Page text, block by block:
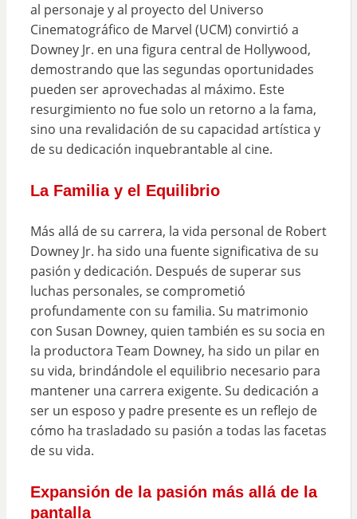
al personaje y al proyecto del Universo
Cinematográfico de Marvel (UCM) convirtió a
Downey Jr. en una figura central de Hollywood,
demostrando que las segundas oportunidades
pueden ser aprovechadas al máximo. Este
resurgimiento no fue solo un retorno a la fama,
sino una revalidación de su capacidad artística y
de su dedicación inquebrantable al cine.
La Familia y el Equilibrio
Más allá de su carrera, la vida personal de Robert
Downey Jr. ha sido una fuente significativa de su
pasión y dedicación. Después de superar sus
luchas personales, se comprometió
profundamente con su familia. Su matrimonio
con Susan Downey, quien también es su socia en
la productora Team Downey, ha sido un pilar en
su vida, brindándole el equilibrio necesario para
mantener una carrera exigente. Su dedicación a
ser un esposo y padre presente es un reflejo de
cómo ha trasladado su pasión a todas las facetas
de su vida.
Expansión de la pasión más allá de la
pantalla